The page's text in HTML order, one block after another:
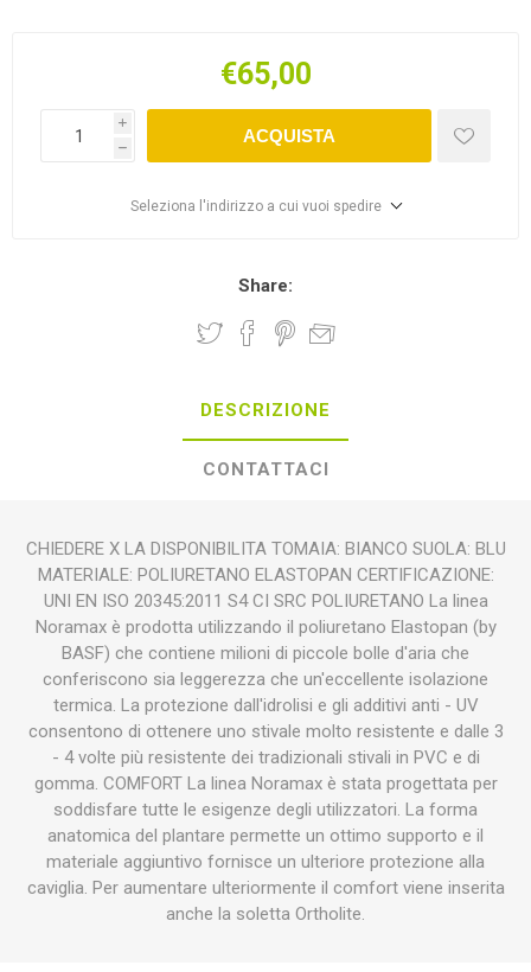
€65,00
i
h
ACQUISTA
Seleziona l'indirizzo a cui vuoi spedire
Share:
DESCRIZIONE
CONTATTACI
CHIEDERE X LA DISPONIBILITA TOMAIA: BIANCO SUOLA: BLU
MATERIALE: POLIURETANO ELASTOPAN CERTIFICAZIONE:
UNI EN ISO 20345:2011 S4 CI SRC POLIURETANO La linea
Noramax è prodotta utilizzando il poliuretano Elastopan (by
BASF) che contiene milioni di piccole bolle d'aria che
conferiscono sia leggerezza che un'eccellente isolazione
termica. La protezione dall'idrolisi e gli additivi anti - UV
consentono di ottenere uno stivale molto resistente e dalle 3
- 4 volte più resistente dei tradizionali stivali in PVC e di
gomma. COMFORT La linea Noramax è stata progettata per
soddisfare tutte le esigenze degli utilizzatori. La forma
anatomica del plantare permette un ottimo supporto e il
materiale aggiuntivo fornisce un ulteriore protezione alla
caviglia. Per aumentare ulteriormente il comfort viene inserita
anche la soletta Ortholite.